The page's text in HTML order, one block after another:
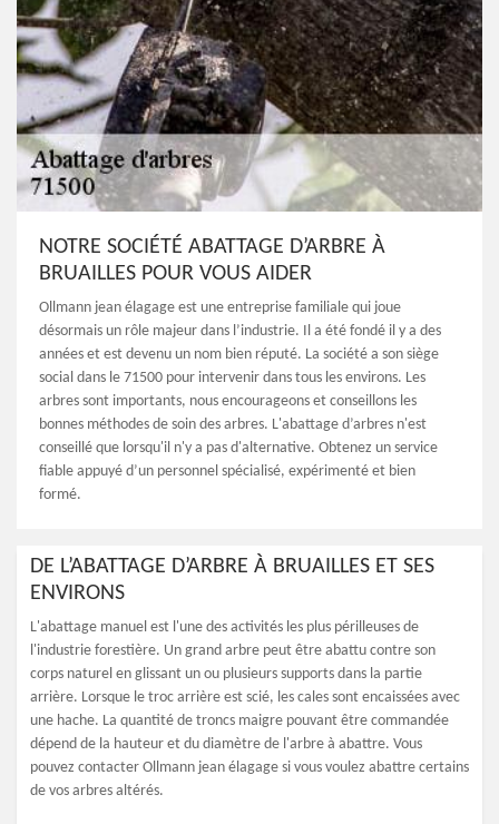
NOTRE SOCIÉTÉ ABATTAGE D’ARBRE À
BRUAILLES POUR VOUS AIDER
Ollmann jean élagage est une entreprise familiale qui joue
désormais un rôle majeur dans l’industrie. Il a été fondé il y a des
années et est devenu un nom bien réputé. La société a son siège
social dans le 71500 pour intervenir dans tous les environs. Les
arbres sont importants, nous encourageons et conseillons les
bonnes méthodes de soin des arbres. L'abattage d’arbres n'est
conseillé que lorsqu'il n'y a pas d'alternative. Obtenez un service
fiable appuyé d’un personnel spécialisé, expérimenté et bien
formé.
DE L’ABATTAGE D’ARBRE À BRUAILLES ET SES
ENVIRONS
L'abattage manuel est l'une des activités les plus périlleuses de
l'industrie forestière. Un grand arbre peut être abattu contre son
corps naturel en glissant un ou plusieurs supports dans la partie
arrière. Lorsque le troc arrière est scié, les cales sont encaissées avec
une hache. La quantité de troncs maigre pouvant être commandée
dépend de la hauteur et du diamètre de l'arbre à abattre. Vous
pouvez contacter Ollmann jean élagage si vous voulez abattre certains
de vos arbres altérés.